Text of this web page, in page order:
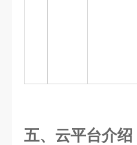
五、云平台介绍